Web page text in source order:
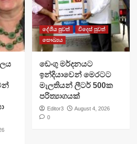
දේශීය පුවත්
විදෙස් පුවත්
සෞඛ්‍යය
ඩෙංගු මර්දනයට
ඉන්දියාවෙන් මෙරටට
මැලතියන් ලීටර් 500ක
පරිත්‍යාගයක්
Editor3
August 4, 2026
0